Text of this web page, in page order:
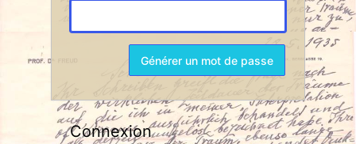
Connexion